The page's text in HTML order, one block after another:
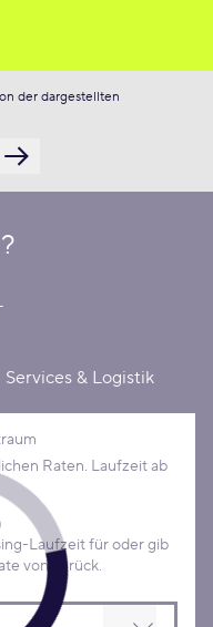
der dargestellten
Services & Logistik
Raten. Laufzeit ab
für oder gib
es nach Zahlung einer Schlussrate von zurück.